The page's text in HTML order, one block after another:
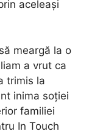
aceleași
meargă la o
a vrut ca
trimis la
inima soției
familiei
In Touch